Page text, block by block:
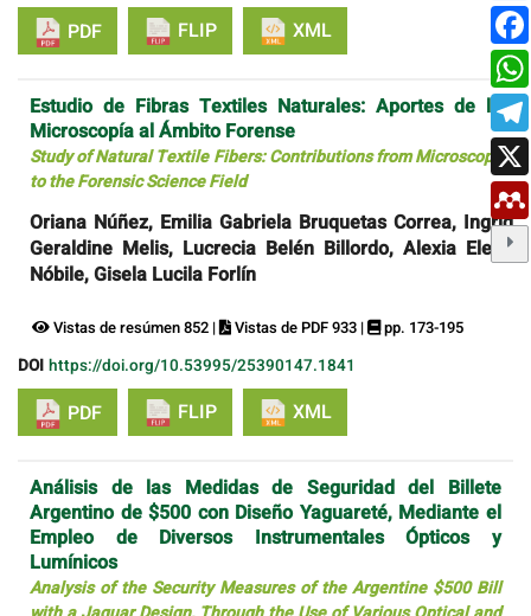
PDF FLIP XML
Estudio de Fibras Textiles Naturales: Aportes de la
Microscopía al Ámbito Forense
Study of Natural Textile Fibers: Contributions from Microscopy
to the Forensic Science Field
Oriana Núñez, Emilia Gabriela Bruquetas Correa, Ingrid
Geraldine Melis, Lucrecia Belén Billordo, Alexia Elena
Nóbile, Gisela Lucila Forlín
Vistas de resúmen 852 | Vistas de PDF 933 | pp. 173-195
DOI https://doi.org/10.53995/25390147.1841
PDF FLIP XML
Análisis de las Medidas de Seguridad del Billete
Argentino de $500 con Diseño Yaguareté, Mediante el
Empleo de Diversos Instrumentales Ópticos y
Lumínicos
Analysis of the Security Measures of the Argentine $500 Bill